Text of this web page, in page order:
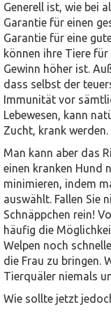
Generell ist, wie bei
Garantie für einen
Garantie für eine
können ihre Tiere
Gewinn höher ist.
dass selbst der
Immunität vor
Lebewesen, kann
Zucht, krank
Man kann aber das
einen kranken Hund
minimieren, indem
auswählt. Fallen Sie
Schnäppchen rein!
häufig die
Welpen noch
die Frau zu bringen.
Tierquäler niemals
Wie sollte jetzt